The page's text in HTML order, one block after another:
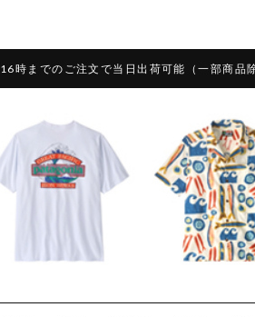
16時までのご注文で当日出荷可能（一部商